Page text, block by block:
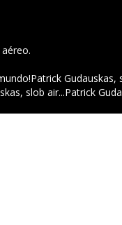
Patrick Gudauskas,
slob air...Patrick